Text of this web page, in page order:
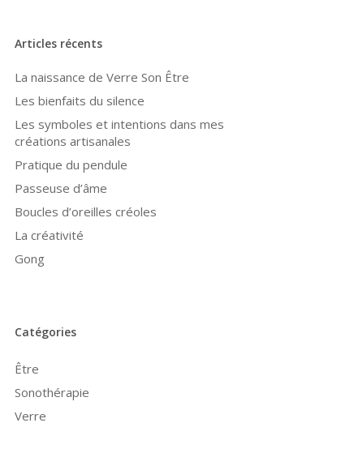
Articles récents
La naissance de Verre Son Être
Les bienfaits du silence
Les symboles et intentions dans mes
créations artisanales
Pratique du pendule
Passeuse d’âme
Boucles d’oreilles créoles
La créativité
Gong
Catégories
Être
Sonothérapie
Verre